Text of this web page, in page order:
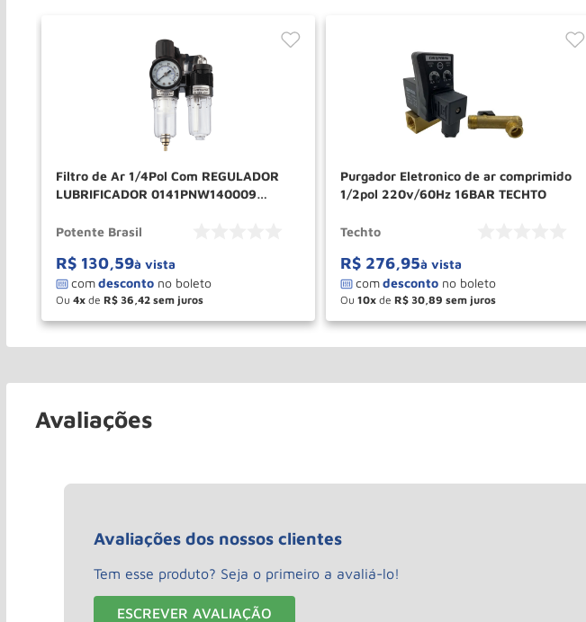
Filtro de Ar 1/4Pol Com REGULADOR
LUBRIFICADOR 0141PNW140009
Potente Brasil
R$ 130,59à vista
Ou 4 de R$ 36 42
＋
－ COMPRAR
Purgador Eletronico de ar comprimido
1/2pol 220v/60Hz 16BAR TECHTO
Techto
R$ 276,95à vista
Ou 10 de R$ 30 89
＋
－ COMPRAR
Avaliações
Avaliações dos nossos clientes
Tem esse produto? Seja o primeiro a avaliá-lo!
ESCREVER AVALIAÇÃO